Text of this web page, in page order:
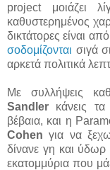
project μοιάζει
καθυστερημένος
δικτάτορες είναι
σοδομίζονται σιγά
αρκετά πολιτικά
Με συλλήψεις
Sandler κάνεις
βέβαια, και η
Cohen για να
δίνανε γη και
εκατομμύρια που